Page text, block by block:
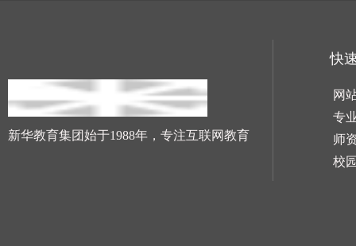
新华教育集团始于1988年，专注互联网教育
快
网
专
师
校